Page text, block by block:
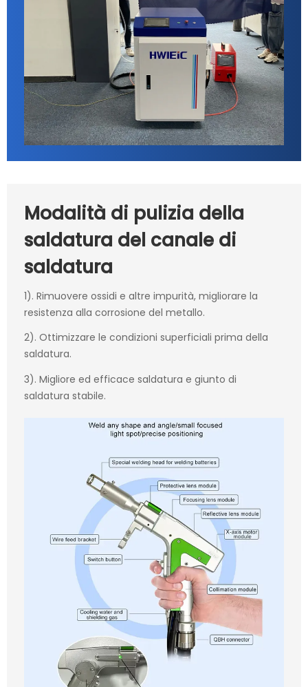
Modalità di pulizia della
saldatura del canale di
saldatura
1). Rimuovere ossidi e altre impurità, migliorare la
resistenza alla corrosione del metallo.
2). Ottimizzare le condizioni superficiali prima della
saldatura.
3). Migliore ed efficace saldatura e giunto di
saldatura stabile.